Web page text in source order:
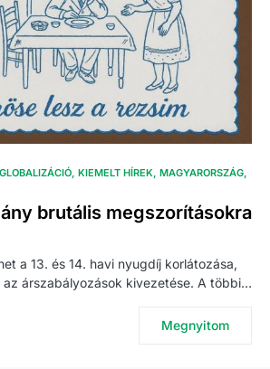
GLOBALIZÁCIÓ KIEMELT HÍREK MAGYARORSZÁG
brutális megszorításokra
a 13. és 14. havi nyugdíj korlátozása,
az árszabályozások kivezetése. A többi…
Megnyitom